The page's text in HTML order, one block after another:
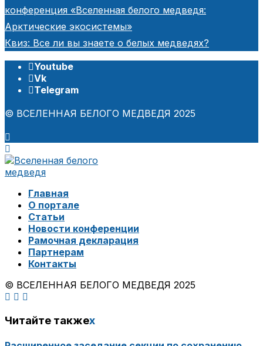
конференция «Вселенная белого медведя:
Арктические экосистемы»
Квиз: Все ли вы знаете о белых медведях?
Youtube
Vk
Telegram
© ВСЕЛЕННАЯ БЕЛОГО МЕДВЕДЯ 2025
Главная
О портале
Статьи
Новости конференции
Рамочная декларация
Партнерам
Контакты
© ВСЕЛЕННАЯ БЕЛОГО МЕДВЕДЯ 2025
Читайте такжеx